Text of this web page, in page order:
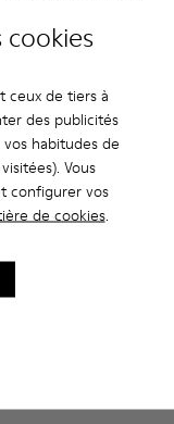
ceux de tiers à
des publicités
habitudes de
Vous
configurer vos
de cookies.